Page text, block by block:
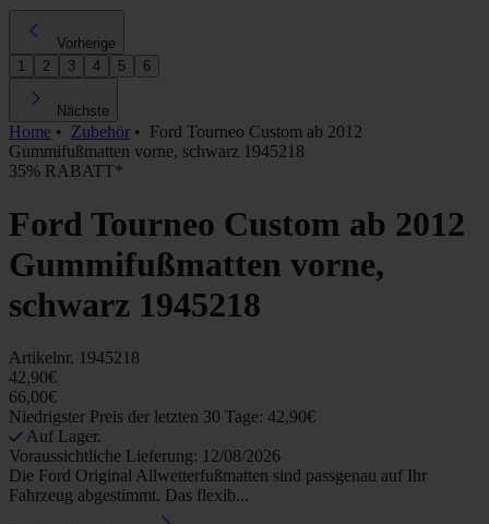
Vorherige
1
2 3 4 5 6
Nächste
Home • Zubehör • Ford Tourneo Custom ab 2012
Gummifußmatten vorne, schwarz 1945218
35% RABATT*
Ford Tourneo Custom ab 2012
Gummifußmatten vorne,
schwarz 1945218
Artikelnr. 1945218
42,90€
66,00€
Niedrigster Preis der letzten 30 Tage: 42,90€
Auf Lager.
Voraussichtliche Lieferung: 12/08/2026
Die Ford Original Allwetterfußmatten sind passgenau auf Ihr
Fahrzeug abgestimmt. Das flexib...